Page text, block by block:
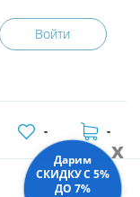
Войти
- -
x
Дарим
СКИДКУ C 5%
ДО 7%